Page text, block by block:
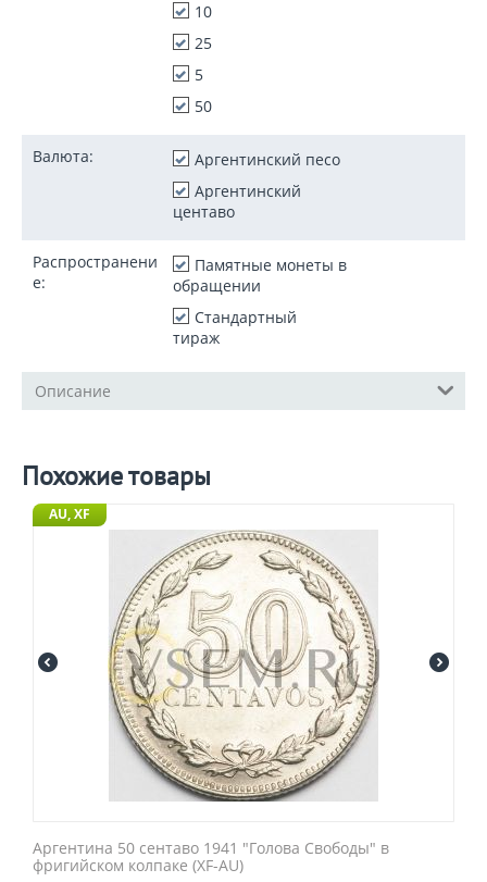
10
25
5
50
Валюта:
Аргентинский песо
Аргентинский
центаво
Распространени
е:
Памятные монеты в
обращении
Стандартный
тираж
Описание
Похожие товары
AU, XF
Аргентина 50 сентаво 1941 "Голова Свободы" в
фригийском колпаке (XF-AU)